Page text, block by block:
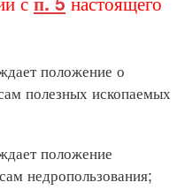
положение о
полезных ископаемых
положение
недропользования;